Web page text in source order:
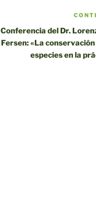
Conferencia del Dr.
Fersen: «La conservación
especies en la